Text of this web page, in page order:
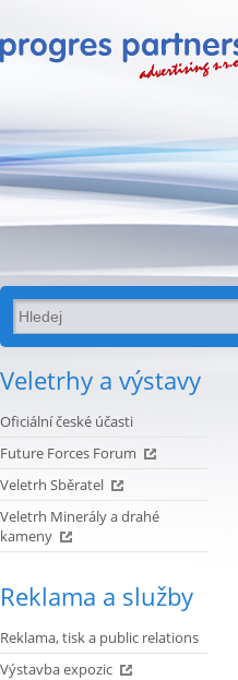
Veletrhy a výstavy
Oficiální české účasti
Future Forces Forum
Veletrh Sběratel
Veletrh Minerály a drahé
kameny
Reklama a služby
Reklama, tisk a public relations
Výstavba expozic